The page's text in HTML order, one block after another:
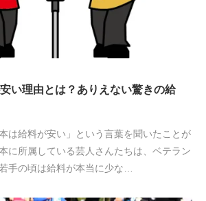
い理由とは？ありえない驚きの給
は給料が安い」という言葉を聞いたことが
に所属している芸人さんたちは、ベテラン
手の頃は給料が本当に少な…